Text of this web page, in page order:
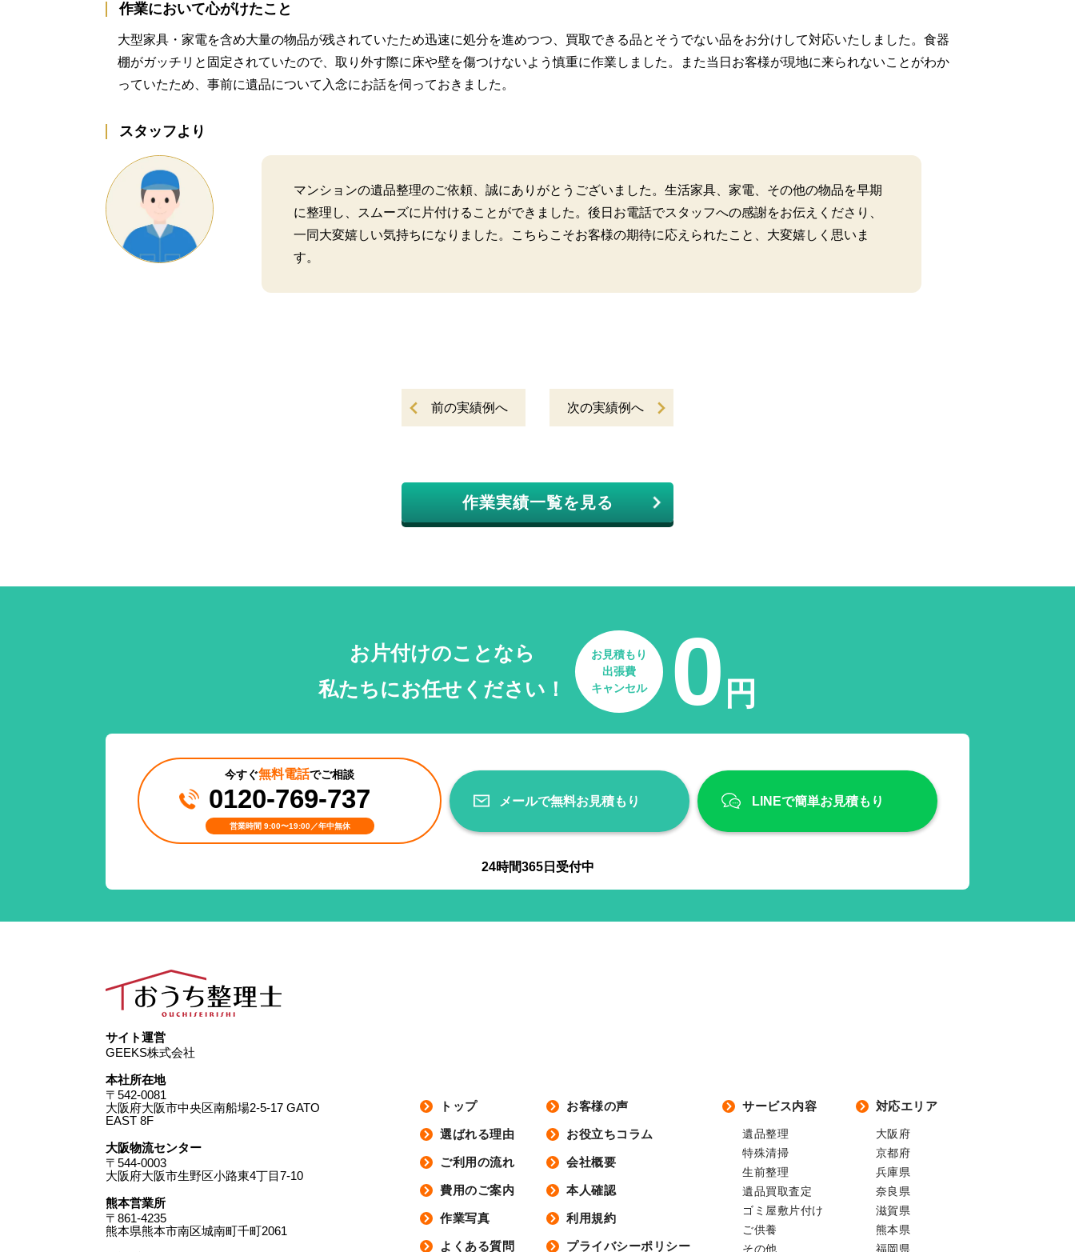
作業において心がけたこと
大型家具・家電を含め大量の物品が残されていたため迅速に処分を進めつつ、買取できる品とそうでない品をお分けして対応いたしました。食器
棚がガッチリと固定されていたので、取り外す際に床や壁を傷つけないよう慎重に作業しました。また当日お客様が現地に来られないことがわか
っていたため、事前に遺品について入念にお話を伺っておきました。
スタッフより
マンションの遺品整理のご依頼、誠にありがとうございました。生活家具、家電、その他の物品を早期
に整理し、スムーズに片付けることができました。後日お電話でスタッフへの感謝をお伝えくださり、
一同大変嬉しい気持ちになりました。こちらこそお客様の期待に応えられたこと、大変嬉しく思いま
す。
前の実績例へ 次の実績例へ
作業実績一覧を見る
お見積もり
出張費
キャンセル
0 円
お片付けのことなら
私たちにお任せください！
今すぐ無料電話でご相談
0120-769-737
営業時間 9:00〜19:00／年中無休
メールで無料お見積もり LINEで簡単お見積もり
24時間365日受付中
サイト運営
GEEKS株式会社
本社所在地
〒542-0081
大阪府大阪市中央区南船場2-5-17 GATO
EAST 8F
大阪物流センター
〒544-0003
大阪府大阪市生野区小路東4丁目7-10
熊本営業所
〒861-4235
熊本県熊本市南区城南町千町2061
トップ
選ばれる理由
ご利用の流れ
費用のご案内
作業写真
よくある質問
お客様の声
お役立ちコラム
会社概要
本人確認
利用規約
プライバシーポリシー
サービス内容
遺品整理
特殊清掃
生前整理
遺品買取査定
ゴミ屋敷片付け
ご供養
その他
対応エリア
大阪府
京都府
兵庫県
奈良県
滋賀県
熊本県
福岡県